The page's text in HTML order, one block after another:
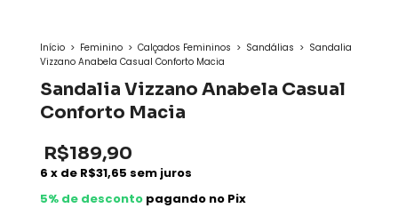
Início > Feminino > Calçados Femininos > Sandálias > Sandalia
Vizzano Anabela Casual Conforto Macia
Sandalia Vizzano Anabela Casual
Conforto Macia
R$189,90
6 x de R$31,65 sem juros
5% de desconto pagando no Pix